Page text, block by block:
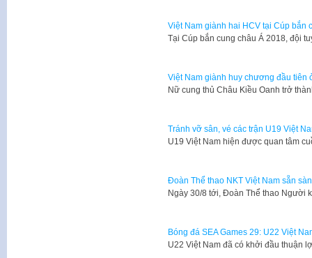
Việt Nam giành hai HCV tại Cúp bắn
Tại Cúp bắn cung châu Á 2018, đội
Việt Nam giành huy chương đầu tiên
Nữ cung thủ Châu Kiều Oanh trở
Tránh vỡ sân, vé các trận U19 Việt
​U19 Việt Nam hiện được quan tâm
Đoàn Thể thao NKT Việt Nam sẵn
Ngày 30/8 tới, Đoàn Thể thao Người
Bóng đá SEA Games 29: U22 Việt
U22 Việt Nam đã có khởi đầu thuận